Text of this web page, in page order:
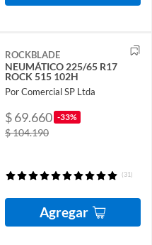
ROCKBLADE
NEUMÁTICO 225/65 R17
ROCK 515 102H
Por Comercial SP Ltda
$ 69.660 -33%
$ 104.190
(31)
Agregar